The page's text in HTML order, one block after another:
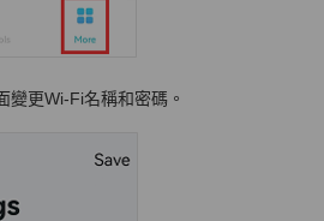
變更Wi-Fi名稱和密碼。